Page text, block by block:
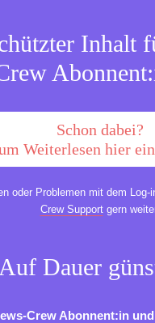
Inhalt
Schon dabei?
Weiterlesen hier
oder Problemen mit dem Log-
Crew Supportgern
Auf Dauer
Crew Abonnent:in